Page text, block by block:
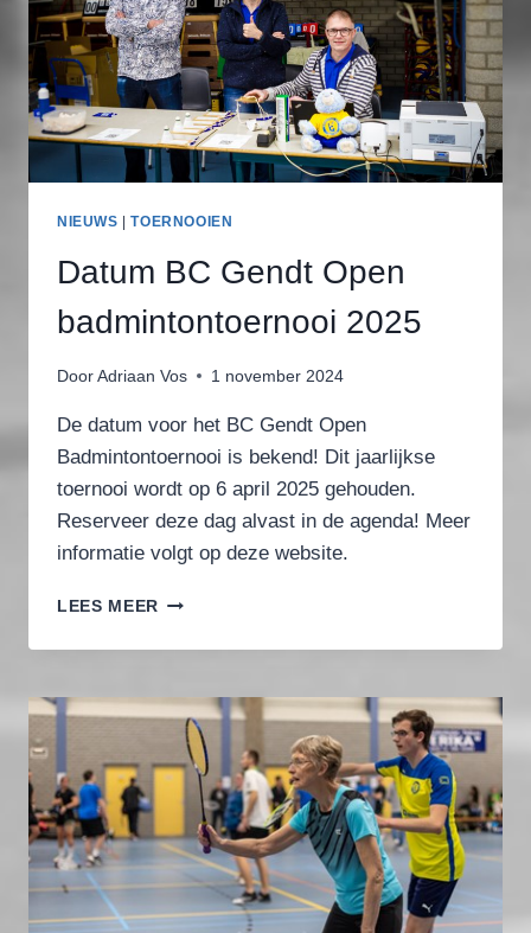
NIEUWS |TOERNOOIEN
Datum BC Gendt Open
badmintontoernooi 2025
Door Adriaan Vos 1 november 2024
De datum voor het BC Gendt Open
Badmintontoernooi is bekend! Dit jaarlijkse
toernooi wordt op 6 april 2025 gehouden.
Reserveer deze dag alvast in de agenda! Meer
informatie volgt op deze website.
LEES MEER DATUM
GENDT
BADMINTONTOERNOOI
2025